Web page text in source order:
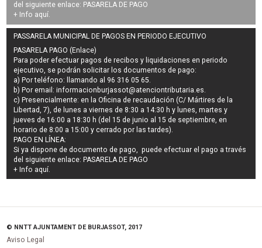
del siguiente enlace: PASARELA DE PAGO
+ Info aquí.
PASSARELA MUNICIPAL DE PAGOS EN PERIODO EJECUTIVO
PASARELA PAGO (Enlace)
Para poder efectuar pagos derecibos y liquidaciones en periodo
ejecutivo , se podrán solicitar los documentos de pago:
a) Por teléfono: llamando al 96 316 05 65.
b) Por email:informacionburjassot@atenciontributaria.es
c) Presencialmente: en la Oficina de recaudación (C/ Mártires de la
Libertad, 7), de lunes a viernes de 8:30 a 14:30 h y lunes, martes y
jueves de 16:00 a 18:30 h (del 15 de junio al 15 de septiembre, en
horario de 8:00 a 15:00 y cerrado por las tardes).
PAGO EN LÍNEA:
Si ya dispone de documento de pago, puede efectuar el pago a través
del siguiente enlace:PASARELA DE PAGO
+ Info aquí
© NNTT AJUNTAMENT DE BURJASSOT, 2017
Aviso Legal